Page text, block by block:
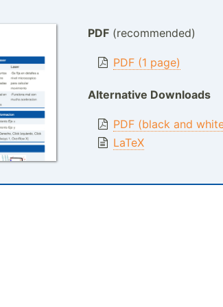
PDF(recommended)
PDF (1 page)
Alternative Downloads
PDF (black and
LaTeX